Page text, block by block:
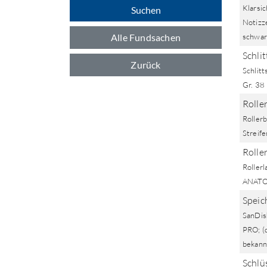
Suchen
Alle Fundsachen
Zurück
Gr. 38
PRO;